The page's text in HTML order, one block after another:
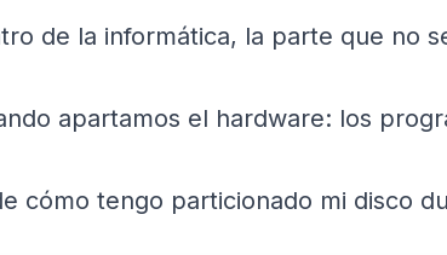
de la informática, la parte que no
apartamos el hardware: los
cómo tengo particionado mi disco